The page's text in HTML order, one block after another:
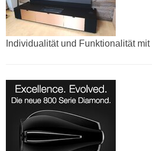
Individualität und Funktionalität mit